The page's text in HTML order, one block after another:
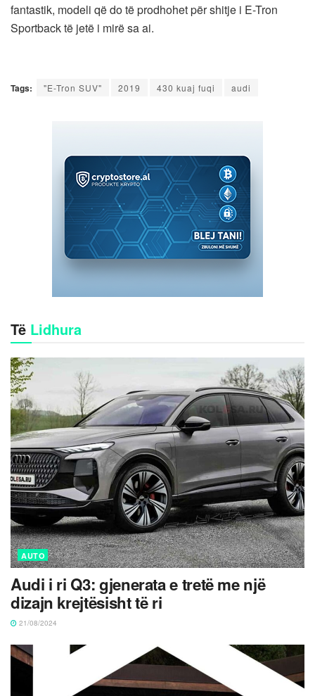
fantastik, modeli që do të prodhohet për shitje i E-Tron
Sportback të jetë i mirë sa ai.
Tags: "E-Tron SUV" 2019 430 kuaj fuqi audi
Të Lidhura
AUTO
Audi i ri Q3: gjenerata e tretë me një
dizajn krejtësisht të ri
21/08/2024